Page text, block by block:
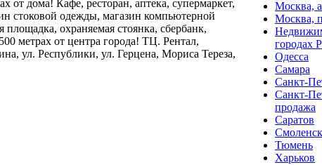
от дома! Кафе, ресторан, аптека, супермаркет,
стоковой одежды, магазин компьютерной
площадка, охраняемая стоянка, сбербанк,
метрах от центра города! ТЦ. Рентал,
ул. Республики, ул. Герцена, Мориса Тереза,
Москва,
Москва,
городах
Одесса
Самара
Санкт-
Санкт-
продажа
Саратов
Смоленск
Тюмень
Харьков